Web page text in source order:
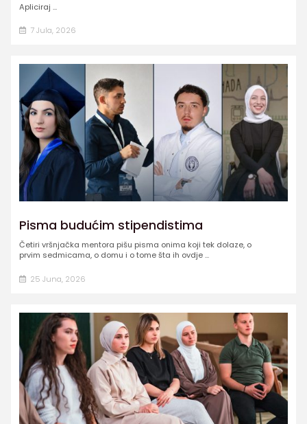
Apliciraj ...
7 Jula, 2026
Pisma budućim stipendistima
Četiri vršnjačka mentora pišu pisma onima koji tek dolaze, o
prvim sedmicama, o domu i o tome šta ih ovdje ...
25 Juna, 2026